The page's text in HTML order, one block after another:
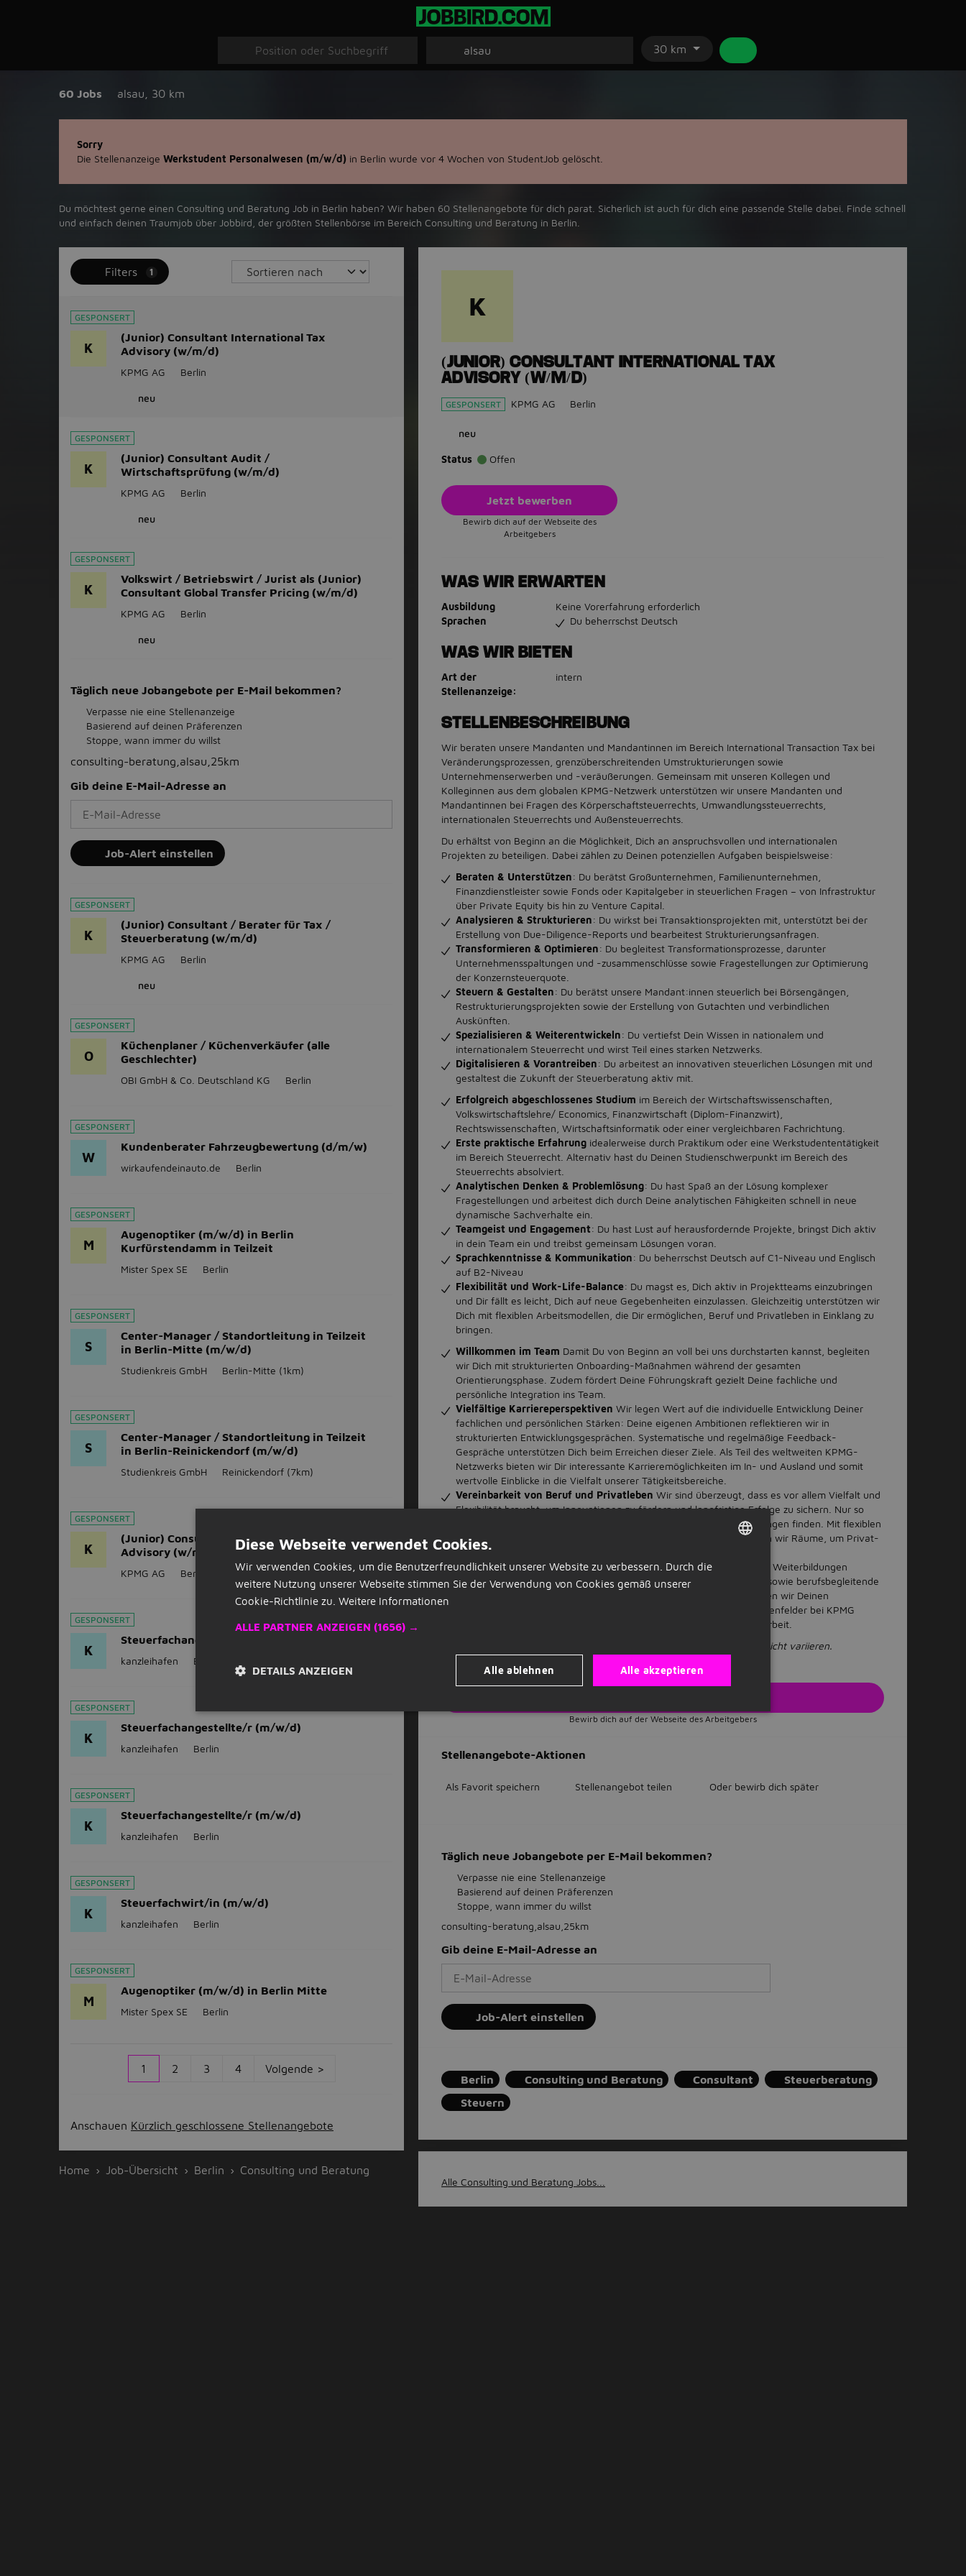
30 km
60 Jobs alsau 30 km
Sorry
Die Stellenanzeige Werkstudent Personalwesen (m/w/d) in Berlin wurde vor 4 Wochen von StudentJob gelöscht.
Du möchtest gerne einen Consulting und Beratung Job in ‪Berlin‬ haben? Wir haben ‪60‬ Stellenangebote für dich parat. Sicherlich ist auch für dich eine passende Stelle dabei. Finde schnell
und einfach deinen Traumjob über ‪Jobbird‬, der größten Stellenbörse im Bereich Consulting und Beratung in ‪Berlin‬.
Filters 1
GESPONSERT
K
(Junior) Consultant International Tax
Advisory (w/m/d)
KPMG AG Berlin
neu
GESPONSERT
K
(Junior) Consultant Audit /
Wirtschaftsprüfung (w/m/d)
KPMG AG Berlin
neu
GESPONSERT
K
Volkswirt / Betriebswirt / Jurist als (Junior)
Consultant Global Transfer Pricing (w/m/d)
KPMG AG Berlin
neu
Täglich neue Jobangebote per E-Mail bekommen?
Verpasse nie eine Stellenanzeige
Basierend auf deinen Präferenzen
Stoppe, wann immer du willst
consulting-beratung,alsau,25km
Gib deine E-Mail-Adresse an
Job-Alert einstellen
GESPONSERT
K
(Junior) Consultant / Berater für Tax /
Steuerberatung (w/m/d)
KPMG AG Berlin
neu
GESPONSERT
O
Küchenplaner / Küchenverkäufer (alle
Geschlechter)
OBI GmbH & Co. Deutschland KG Berlin
GESPONSERT
W
Kundenberater Fahrzeugbewertung (d/m/w)
wirkaufendeinauto.de Berlin
GESPONSERT
M
Augenoptiker (m/w/d) in Berlin
Kurfürstendamm in Teilzeit
Mister Spex SE Berlin
GESPONSERT
S
Center-Manager / Standortleitung in Teilzeit
in Berlin-Mitte (m/w/d)
Studienkreis GmbH Berlin-Mitte (1km)
GESPONSERT
S
Center-Manager / Standortleitung in Teilzeit
in Berlin-Reinickendorf (m/w/d)
Studienkreis GmbH Reinickendorf (7km)
GESPONSERT
K
(Junior) Consultant Accounting & Reporting
Advisory (w/m/d)
KPMG AG Berlin
GESPONSERT
K
Steuerfachangestellte/r (m/w/d)
kanzleihafen Berlin
GESPONSERT
K
Steuerfachangestellte/r (m/w/d)
kanzleihafen Berlin
GESPONSERT
K
Steuerfachangestellte/r (m/w/d)
kanzleihafen Berlin
GESPONSERT
K
Steuerfachwirt/in (m/w/d)
kanzleihafen Berlin
GESPONSERT
M
Augenoptiker (m/w/d) in Berlin Mitte
Mister Spex SE Berlin
1 2 3 4 Volgende >
Anschauen Kürzlich geschlossene Stellenangebote
Home Job-Übersicht Berlin Consulting und Beratung
K
(JUNIOR) CONSULTANT INTERNATIONAL TAX
ADVISORY (W/M/D)
GESPONSERT KPMG AG Berlin
neu
Status Offen
Jetzt bewerben
Bewirb dich auf der Webseite des
Arbeitgebers
WAS WIR ERWARTEN
Ausbildung
Keine Vorerfahrung erforderlich
Sprachen
Du beherrschst Deutsch
WAS WIR BIETEN
Art der
Stellenanzeige:
intern
STELLENBESCHREIBUNG
Wir beraten unsere Mandanten und Mandantinnen im Bereich International Transaction Tax bei
Veränderungsprozessen, grenzüberschreitenden Umstrukturierungen sowie
Unternehmenserwerben und -veräußerungen. Gemeinsam mit unseren Kollegen und
Kolleginnen aus dem globalen KPMG-Netzwerk unterstützen wir unsere Mandanten und
Mandantinnen bei Fragen des Körperschaftsteuerrechts, Umwandlungssteuerrechts,
internationalen Steuerrechts und Außensteuerrechts.
Du erhältst von Beginn an die Möglichkeit, Dich an anspruchsvollen und internationalen
Projekten zu beteiligen. Dabei zählen zu Deinen potenziellen Aufgaben beispielsweise:
Beraten & Unterstützen: Du berätst Großunternehmen, Familienunternehmen,
Finanzdienstleister sowie Fonds oder Kapitalgeber in steuerlichen Fragen – von Infrastruktur
über Private Equity bis hin zu Venture Capital.
Analysieren & Strukturieren: Du wirkst bei Transaktionsprojekten mit, unterstützt bei der
Erstellung von Due-Diligence-Reports und bearbeitest Strukturierungsanfragen.
Transformieren & Optimieren: Du begleitest Transformationsprozesse, darunter
Unternehmensspaltungen und -zusammenschlüsse sowie Fragestellungen zur Optimierung
der Konzernsteuerquote.
Steuern & Gestalten: Du berätst unsere Mandant:innen steuerlich bei Börsengängen,
Restrukturierungsprojekten sowie der Erstellung von Gutachten und verbindlichen
Auskünften.
Spezialisieren & Weiterentwickeln: Du vertiefst Dein Wissen in nationalem und
internationalem Steuerrecht und wirst Teil eines starken Netzwerks.
Digitalisieren & Vorantreiben: Du arbeitest an innovativen steuerlichen Lösungen mit und
gestaltest die Zukunft der Steuerberatung aktiv mit.
Erfolgreich abgeschlossenes Studium im Bereich der Wirtschaftswissenschaften,
Volkswirtschaftslehre/ Economics, Finanzwirtschaft (Diplom-Finanzwirt),
Rechtswissenschaften, Wirtschaftsinformatik oder einer vergleichbaren Fachrichtung.
Erste praktische Erfahrung idealerweise durch Praktikum oder eine Werkstudententätigkeit
im Bereich Steuerrecht. Alternativ hast du Deinen Studienschwerpunkt im Bereich des
Steuerrechts absolviert.
Analytischen Denken & Problemlösung: Du hast Spaß an der Lösung komplexer
Fragestellungen und arbeitest dich durch Deine analytischen Fähigkeiten schnell in neue
dynamische Sachverhalte ein.
Teamgeist und Engagement: Du hast Lust auf herausfordernde Projekte, bringst Dich aktiv
in dein Team ein und treibst gemeinsam Lösungen voran.
Sprachkenntnisse & Kommunikation: Du beherrschst Deutsch auf C1-Niveau und Englisch
auf B2-Niveau
Flexibilität und Work-Life-Balance: Du magst es, Dich aktiv in Projektteams einzubringen
und Dir fällt es leicht, Dich auf neue Gegebenheiten einzulassen. Gleichzeitig unterstützen wir
Dich mit flexiblen Arbeitsmodellen, die Dir ermöglichen, Beruf und Privatleben in Einklang zu
bringen.
Willkommen im Team Damit Du von Beginn an voll bei uns durchstarten kannst, begleiten
wir Dich mit strukturierten Onboarding-Maßnahmen während der gesamten
Orientierungsphase. Zudem fördert Deine Führungskraft gezielt Deine fachliche und
persönliche Integration ins Team.
Vielfältige Karriereperspektiven Wir legen Wert auf die individuelle Entwicklung Deiner
fachlichen und persönlichen Stärken: Deine eigenen Ambitionen reflektieren wir in
strukturierten Entwicklungsgesprächen. Systematische und regelmäßige Feedback-
Gespräche unterstützen Dich beim Erreichen dieser Ziele. Als Teil des weltweiten KPMG-
Netzwerks bieten wir Dir interessante Karrieremöglichkeiten im In- und Ausland und somit
wertvolle Einblicke in die Vielfalt unserer Tätigkeitsbereiche.
Vereinbarkeit von Beruf und Privatleben Wir sind überzeugt, dass es vor allem Vielfalt und
Flexibilität braucht, um Innovationen zu fördern und langfristige Erfolge zu sichern. Nur so
können wir die besten Ideen entwickeln und wirklich innovative Lösungen finden. Mit flexiblen
Arbeitszeiten, Homeoffice-Option, Zeitkonten und Auszeiten schaffen wir Räume, um Privat-
und Berufsleben miteinander zu vereinbaren.
Fort- & WeiterbildungDurch regelmäßige Trainings, Workshops und Weiterbildungen
entwickelst Du Dich stetig weiter. Zudem fördern wir Berufsexamina sowie berufsbegleitende
Master-Studiengänge. Mit unseren Rotationsprogrammen ermöglichen wir Deinen
fachübergreifenden Einsatz. Diese Einblicke in die vielfältigen Aufgabenfelder bei KPMG
erweitern Deinen Horizont und fördern Synergien in der Zusammenarbeit.
Die abgebildeten Leistungen können je nach Position und Standort leicht variieren.
Bewirb dich auf der Webseite des Arbeitgebers
Stellenangebote-Aktionen
Als Favorit speichern Stellenangebot teilen Oder bewirb dich später
Täglich neue Jobangebote per E-Mail bekommen?
Verpasse nie eine Stellenanzeige
Basierend auf deinen Präferenzen
Stoppe, wann immer du willst
consulting-beratung,alsau,25km
Gib deine E-Mail-Adresse an
Job-Alert einstellen
Berlin Consulting und Beratung Consultant
Steuerberatung
Steuern
Alle Consulting und Beratung Jobs...
DUTCH
Diese Webseite verwendet Cookies.
Wir verwenden Cookies, um die Benutzerfreundlichkeit unserer Website zu verbessern. Durch die
weitere Nutzung unserer Webseite stimmen Sie der Verwendung von Cookies gemäß unserer
Cookie-Richtlinie zu. Weitere Informationen
ALLE PARTNER ANZEIGEN (1656) →
Alle akzeptieren
Alle ablehnen
DETAILS ANZEIGEN